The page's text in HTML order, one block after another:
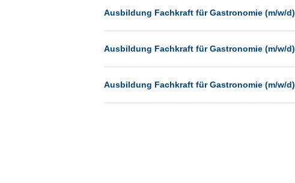
Ausbildung Fachkraft für Gastronomie (m/w/d)
Ausbildung Fachkraft für Gastronomie (m/w/d)
Ausbildung Fachkraft für Gastronomie (m/w/d)